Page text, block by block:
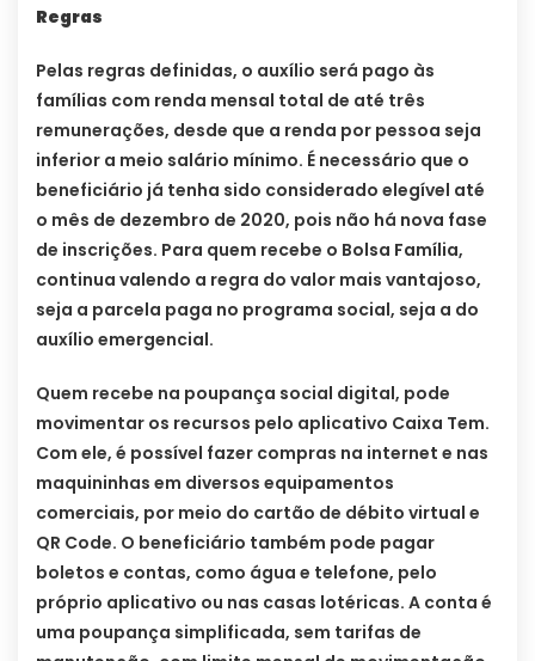
Regras
Pelas regras definidas, o auxílio será pago às
famílias com renda mensal total de até três
remunerações, desde que a renda por pessoa seja
inferior a meio salário mínimo. É necessário que o
beneficiário já tenha sido considerado elegível até
o mês de dezembro de 2020, pois não há nova fase
de inscrições. Para quem recebe o Bolsa Família,
continua valendo a regra do valor mais vantajoso,
seja a parcela paga no programa social, seja a do
auxílio emergencial.
Quem recebe na poupança social digital, pode
movimentar os recursos pelo aplicativo Caixa Tem.
Com ele, é possível fazer compras na internet e nas
maquininhas em diversos equipamentos
comerciais, por meio do cartão de débito virtual e
QR Code. O beneficiário também pode pagar
boletos e contas, como água e telefone, pelo
próprio aplicativo ou nas casas lotéricas. A conta é
uma poupança simplificada, sem tarifas de